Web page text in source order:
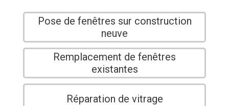
Pose de fenêtres sur construction
neuve
Remplacement de fenêtres
existantes
Réparation de vitrage